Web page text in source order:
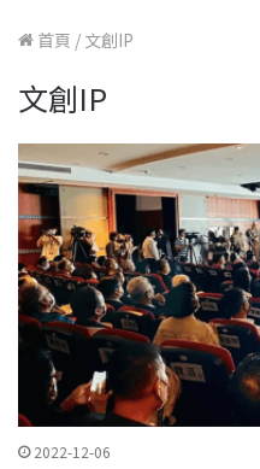
首頁 / 文創IP
文創IP
2022-12-06